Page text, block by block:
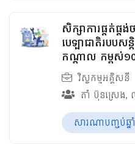
សិក្សាការផ្គត់ផ្គ
បេឡាជាតិរបបសន្
កណ្តាល កម្ពស់១
វិស្វកម្មអគ្គិសនី
តាំ ប៊ុនស្រេង,
សារណាបញ្ចប់ឆ្នាំ